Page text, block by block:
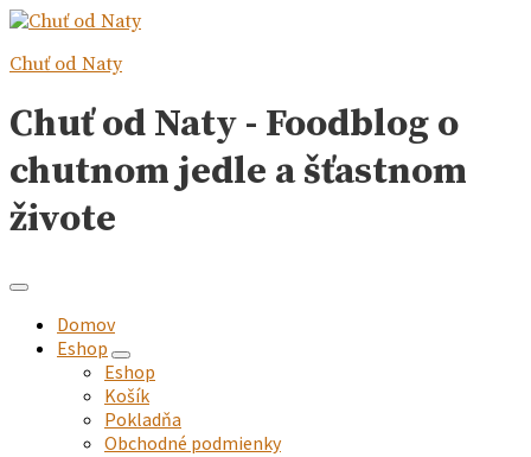
Chuť od Naty
Chuť od Naty - Foodblog o
chutnom jedle a šťastnom
živote
Domov
Eshop
expand
child
menu
Eshop
Košík
Pokladňa
Obchodné podmienky